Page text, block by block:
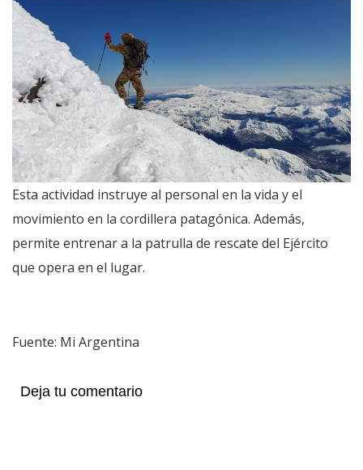
Esta actividad instruye al personal en la vida y el
movimiento en la cordillera patagónica. Además,
permite entrenar a la patrulla de rescate del Ejército
que opera en el lugar.
Fuente: Mi Argentina
Deja tu comentario